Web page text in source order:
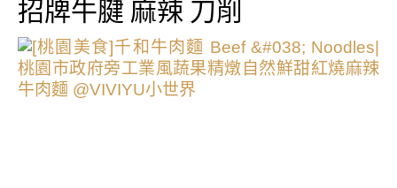
招牌牛腱 麻辣 刀削